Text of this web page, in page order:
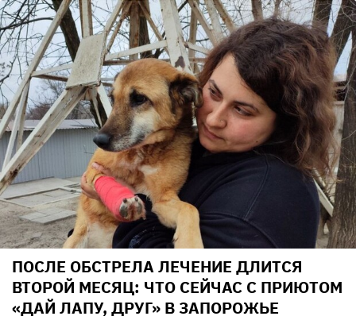
ПОСЛЕ ОБСТРЕЛА ЛЕЧЕНИЕ ДЛИТСЯ
ВТОРОЙ МЕСЯЦ: ЧТО СЕЙЧАС С ПРИЮТОМ
«ДАЙ ЛАПУ, ДРУГ» В ЗАПОРОЖЬЕ